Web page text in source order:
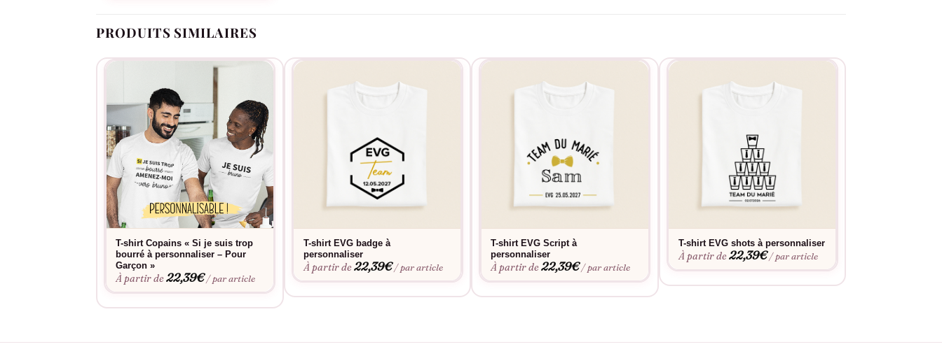
PRODUITS SIMILAIRES
T-shirt Copains « Si je suis trop
bourré à personnaliser – Pour
Garçon »
À partir de22,39€ / par article
T-shirt EVG badge à
personnaliser
À partir de22,39€ / par article
T-shirt EVG Script à
personnaliser
À partir de22,39€ / par article
T-shirt EVG shots à personnaliser
À partir de22,39€ / par article